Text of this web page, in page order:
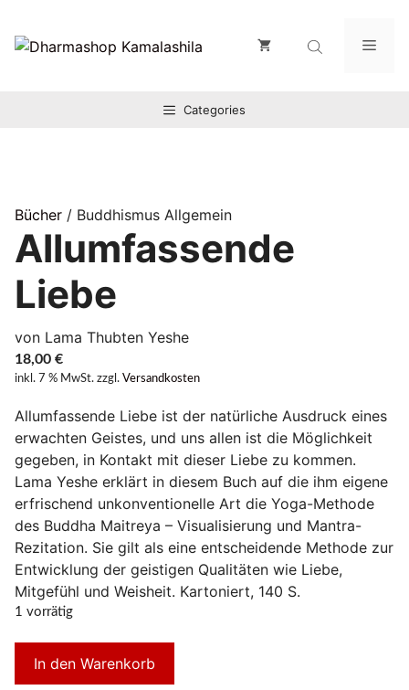
Inhalt
springen
Categories
Bücher / Buddhismus Allgemein
Allumfassende
Liebe
von Lama Thubten Yeshe
18,00 €
inkl. 7 % MwSt. zzgl. Versandkosten
Allumfassende Liebe ist der natürliche Ausdruck eines
erwachten Geistes, und uns allen ist die Möglichkeit
gegeben, in Kontakt mit dieser Liebe zu kommen.
Lama Yeshe erklärt in diesem Buch auf die ihm eigene
erfrischend unkonventionelle Art die Yoga-Methode
des Buddha Maitreya – Visualisierung und Mantra-
Rezitation. Sie gilt als eine entscheidende Methode zur
Entwicklung der geistigen Qualitäten wie Liebe,
Mitgefühl und Weisheit. Kartoniert, 140 S.
1 vorrätig
In den Warenkorb